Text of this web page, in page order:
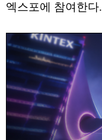
엑스포에 참여한다.